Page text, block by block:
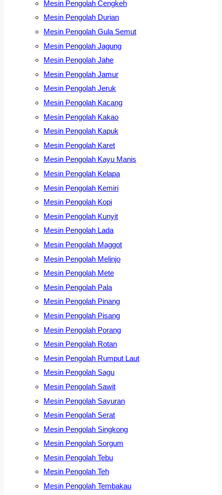
Mesin Pengolah Cengkeh
Mesin Pengolah Durian
Mesin Pengolah Gula Semut
Mesin Pengolah Jagung
Mesin Pengolah Jahe
Mesin Pengolah Jamur
Mesin Pengolah Jeruk
Mesin Pengolah Kacang
Mesin Pengolah Kakao
Mesin Pengolah Kapuk
Mesin Pengolah Karet
Mesin Pengolah Kayu Manis
Mesin Pengolah Kelapa
Mesin Pengolah Kemiri
Mesin Pengolah Kopi
Mesin Pengolah Kunyit
Mesin Pengolah Lada
Mesin Pengolah Maggot
Mesin Pengolah Melinjo
Mesin Pengolah Mete
Mesin Pengolah Pala
Mesin Pengolah Pinang
Mesin Pengolah Pisang
Mesin Pengolah Porang
Mesin Pengolah Rotan
Mesin Pengolah Rumput Laut
Mesin Pengolah Sagu
Mesin Pengolah Sawit
Mesin Pengolah Sayuran
Mesin Pengolah Serat
Mesin Pengolah Singkong
Mesin Pengolah Sorgum
Mesin Pengolah Tebu
Mesin Pengolah Teh
Mesin Pengolah Tembakau